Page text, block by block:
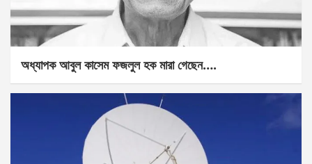
অধ্যাপক আবুল কাসেম ফজলুল হক মারা গেছেন….